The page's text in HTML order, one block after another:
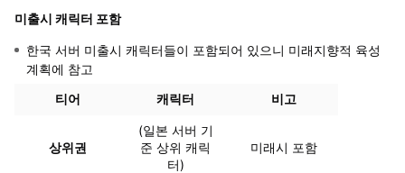
미출시 캐릭터 포함
한국 서버 미출시 캐릭터들이 포함되어 있으니 미래지향적 육성
계획에 참고
티어
캐릭터 비고
상위권
(일본 서버 기
준 상위 캐릭
터)
미래시 포함